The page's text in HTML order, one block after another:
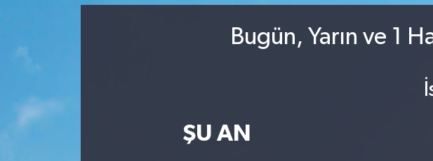
Bugün, Yarın ve 1
ŞU AN
Tüm Manşetler